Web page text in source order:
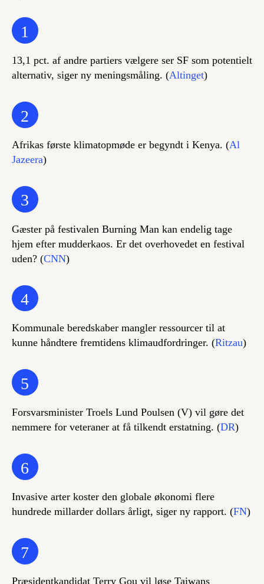
1
13,1 pct. af andre partiers vælgere ser SF som potentielt
alternativ, siger ny meningsmåling. (Altinget)
2
Afrikas første klimatopmøde er begyndt i Kenya. (Al
Jazeera)
3
Gæster på festivalen Burning Man kan endelig tage
hjem efter mudderkaos. Er det overhovedet en festival
uden? (CNN)
4
Kommunale beredskaber mangler ressourcer til at
kunne håndtere fremtidens klimaudfordringer. (Ritzau)
5
Forsvarsminister Troels Lund Poulsen (V) vil gøre det
nemmere for veteraner at få tilkendt erstatning. (DR)
6
Invasive arter koster den globale økonomi flere
hundrede millarder dollars årligt, siger ny rapport. (FN)
7
Præsidentkandidat Terry Gou vil løse Taiwans